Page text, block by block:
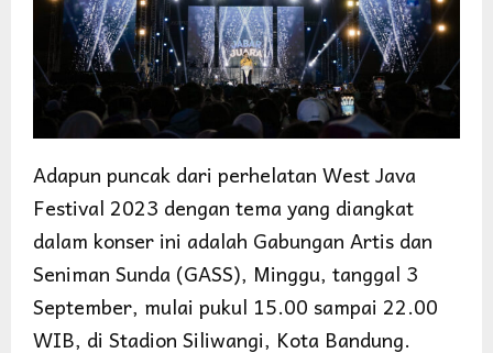
Adapun puncak dari perhelatan West Java
Festival 2023 dengan tema yang diangkat
dalam konser ini adalah Gabungan Artis dan
Seniman Sunda (GASS), Minggu, tanggal 3
September, mulai pukul 15.00 sampai 22.00
WIB, di Stadion Siliwangi, Kota Bandung.